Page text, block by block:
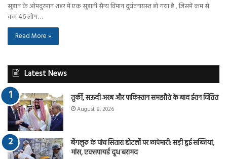
सूडान के ओमदुरमान शहर में एक सूडानी सैन्य विमान दुर्घटनाग्रस्त हो गया है , जिसमें कम से
कम 46 लोग…
Read More »
Latest News
तुर्की, सऊदी अरब और पाकिस्तान समझौते के बाद ईरान चिंतित
August 8, 2026
बेंगलुरु के पांच सितारा होटलों पर छापेमारी: सड़ी हुई सब्जियां,
मांस, एक्सपायर्ड दूध बरामद